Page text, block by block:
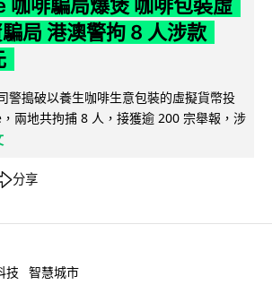
咖啡騙局爆煲 咖啡包裝虛
局 港澳警拘 8 人涉款
警搗破以養生咖啡生意包裝的虛擬貨幣投
兩地共拘捕 8 人，接獲逾 200 宗舉報，涉
分享
技 智慧城市